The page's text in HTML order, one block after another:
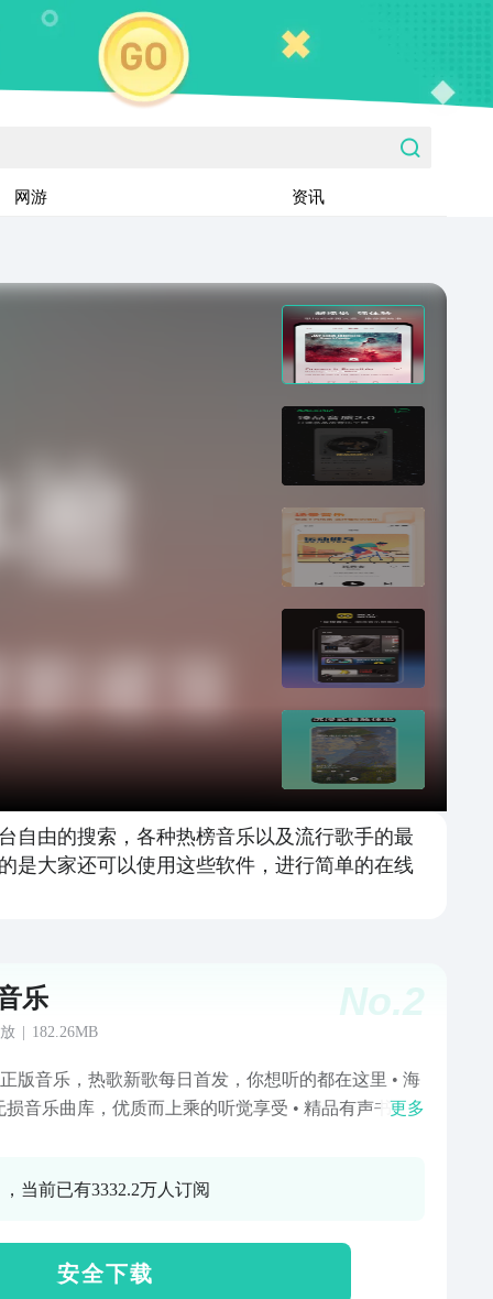
网游 资讯
自由的搜索，各种热榜音乐以及流行歌手的最
是大家还可以使用这些软件，进行简单的在线
No.2
乐
182.26MB
版音乐，热歌新歌每日首发，你想听的都在这里 • 海
损音乐曲库，优质而上乘的听觉享受 • 精品有声书、
持数十万首热门英日韩泰歌曲的汉译音译 • 个性化推
特等车型的车载应用 • 强大的搜索，歌手、专辑、歌
、类型、歌词、拼音、语音多种搜索方式均支持
更多
当前已有3332.2万人订阅
安 全 下 载